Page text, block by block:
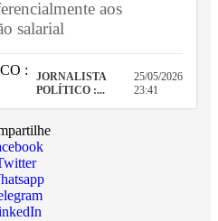
aos
salarial
JORNALISTA
POLÍTICO :...
25/05/2026
23:41